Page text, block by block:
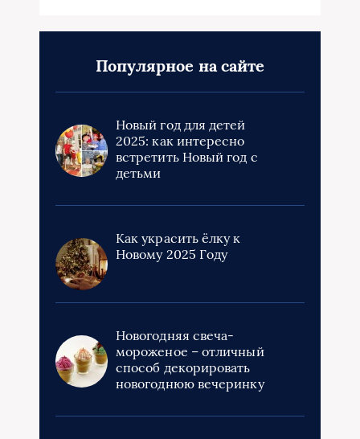
Популярное на сайте
Новый год для детей
2025: как интересно
встретить Новый год с
детьми
Как украсить ёлку к
Новому 2025 Году
Новогодняя свеча-
мороженое – отличный
способ декорировать
новогоднюю вечеринку